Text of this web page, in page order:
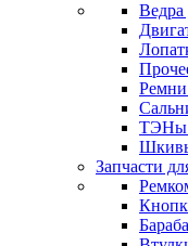
Ведра
Ремни
ТЭНы
Запчасти